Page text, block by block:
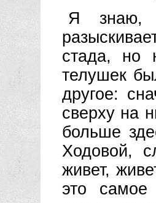
Я знаю,
стада, но
телушек
другое:
сверху на
больше
Ходовой,
живет,
это